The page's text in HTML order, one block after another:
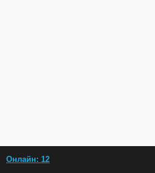
Онлайн: 12